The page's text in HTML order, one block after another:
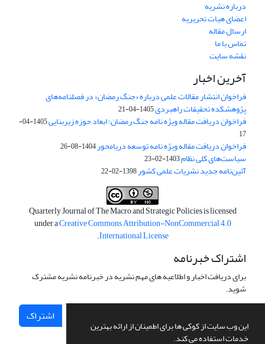
این وب سایت از کوکی ها برای اطمینان از ارائه بهترین
خدمات استفاده می کند.
درباره نشریه
اعضای هیات تحریریه
ارسال مقاله
تماس با ما
نقشه سایت
آخرین اخبار
فراخوان انتشار مقالات علمی درباره «جنگ رمضان» در فصلنامه‌های
پژوهشکده تحقیقات راهبردی1405-04-21
فراخوان دریافت مقاله ویژه نامه جنگ رمضان؛ ابعاد حوزه زیربنایی
1405-04-
17
فراخوان دریافت مقاله ویژه نامه توسعه دریامحور1404-08-26
سیاست‌های کلی نظام1403-02-23
آئین‌نامه جدید نشریات علمی کشور1398-02-22
Quarterly Journal of The Macro and Strategic Policies is licensed
under aCreative Commons Attribution-NonCommercial 4.0
International License
.
اشتراک خبرنامه
برای دریافت اخبار و اطلاعیه های مهم نشریه در خبرنامه نشریه مشترک
شوید.
اشتراک